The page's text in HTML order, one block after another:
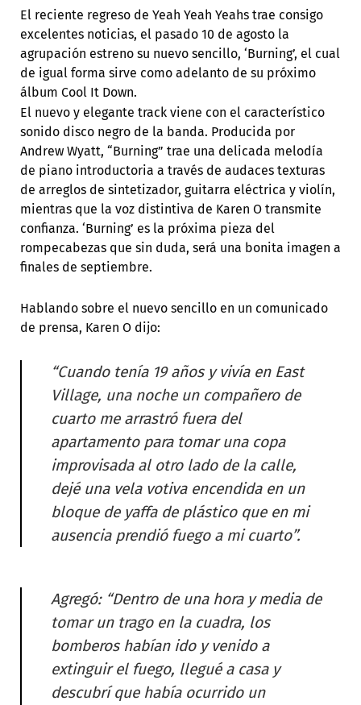
El reciente regreso de Yeah Yeah Yeahs trae consigo
excelentes noticias, el pasado 10 de agosto la
agrupación estreno su nuevo sencillo, ‘Burning’, el cual
de igual forma sirve como adelanto de su próximo
álbum Cool It Down.
El nuevo y elegante track viene con el característico
sonido disco negro de la banda. Producida por
Andrew Wyatt, “Burning” trae una delicada melodía
de piano introductoria a través de audaces texturas
de arreglos de sintetizador, guitarra eléctrica y violín,
mientras que la voz distintiva de Karen O transmite
confianza. ‘Burning’ es la próxima pieza del
rompecabezas que sin duda, será una bonita imagen a
finales de septiembre.
Hablando sobre el nuevo sencillo en un comunicado
de prensa, Karen O dijo:
“Cuando tenía 19 años y vivía en East
Village, una noche un compañero de
cuarto me arrastró fuera del
apartamento para tomar una copa
improvisada al otro lado de la calle,
dejé una vela votiva encendida en un
bloque de yaffa de plástico que en mi
ausencia prendió fuego a mi cuarto”.
Agregó: “Dentro de una hora y media de
tomar un trago en la cuadra, los
bomberos habían ido y venido a
extinguir el fuego, llegué a casa y
descubrí que había ocurrido un